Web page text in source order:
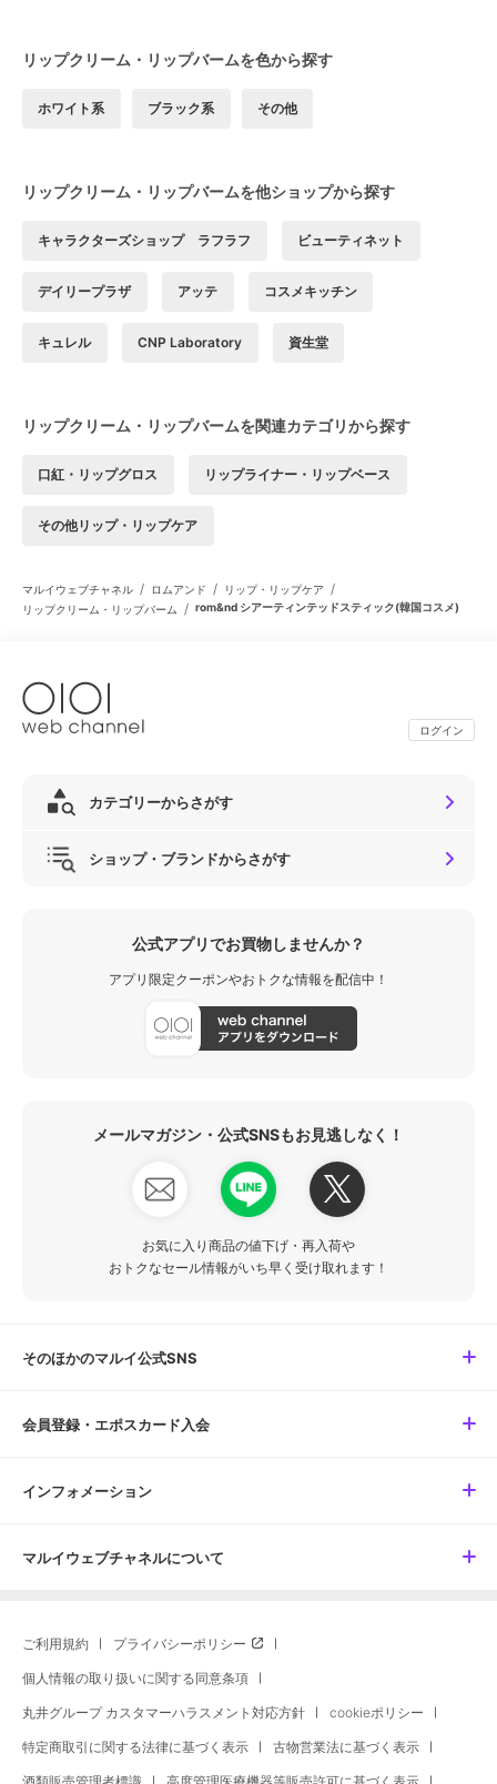
リップクリーム・リップバームを色から探す
ホワイト系 ブラック系 その他
リップクリーム・リップバームを他ショップから探す
キャラクターズショップ ラフラフ ビューティネット
デイリープラザ アッテ コスメキッチン
キュレル CNP Laboratory 資生堂
リップクリーム・リップバームを関連カテゴリから探す
口紅・リップグロス リップライナー・リップベース
その他リップ・リップケア
マルイウェブチャネル / ロムアンド / リップ・リップケア /
リップクリーム・リップバーム / rom&nd シアーティンテッドスティック(韓国コスメ)
ログイン
カテゴリーからさがす
ショップ・ブランドからさがす
公式アプリでお買物しませんか？
アプリ限定クーポンやおトクな情報を配信中！
メールマガジン・公式SNSもお見逃しなく！
お気に入り商品の値下げ・再入荷や
おトクなセール情報がいち早く受け取れます！
そのほかのマルイ公式SNS
会員登録・エポスカード入会
インフォメーション
マルイウェブチャネルについて
ご利用規約 プライバシーポリシー
個人情報の取り扱いに関する同意条項
丸井グループ カスタマーハラスメント対応方針 cookieポリシー
特定商取引に関する法律に基づく表示 古物営業法に基づく表示